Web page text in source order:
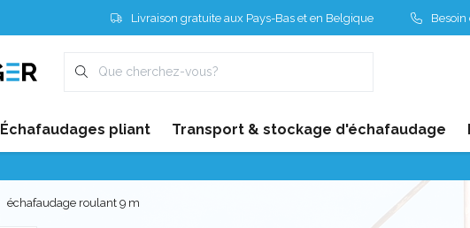
Livraison gratuite aux Pays-Bas et en Belgique Besoin
Échafaudages pliant Transport & stockage d'échafaudage
échafaudage roulant 9 m